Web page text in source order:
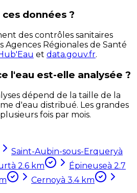
données ?
des contrôles sanitaires
Agences Régionales de Santé
et data.gouv.fr.
l'eau est-elle analysée ?
dépend de la taille de la
d'eau distribué. Les grandes
fois par mois.
Saint-Aubin-sous-Erqueryà
à 2.6 km Épineuseà 2.7
Cernoyà 3.4km